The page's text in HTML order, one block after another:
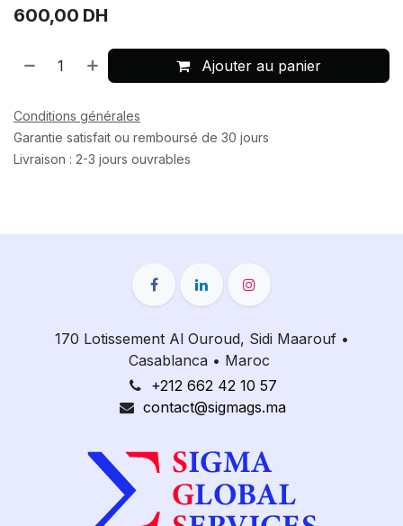
600,00 DH
Ajouter au panier
Conditions générales
Garantie satisfait ou remboursé de 30 jours
Livraison : 2-3 jours ouvrables
170 Lotissement Al Ouroud, Sidi Maarouf •
Casablanca • Maroc
+212 662 42 10 57
contact@sigmags.ma